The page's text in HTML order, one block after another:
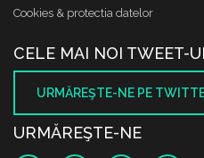
Cookies & protectia datelor
CELE MAI NOI TWEET-
URMĂREŞTE-NE PE
URMĂREŞTE-NE